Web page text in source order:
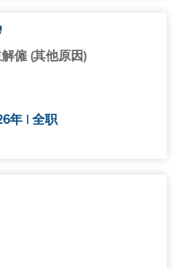
僱 (其他原因)
年 | 全职